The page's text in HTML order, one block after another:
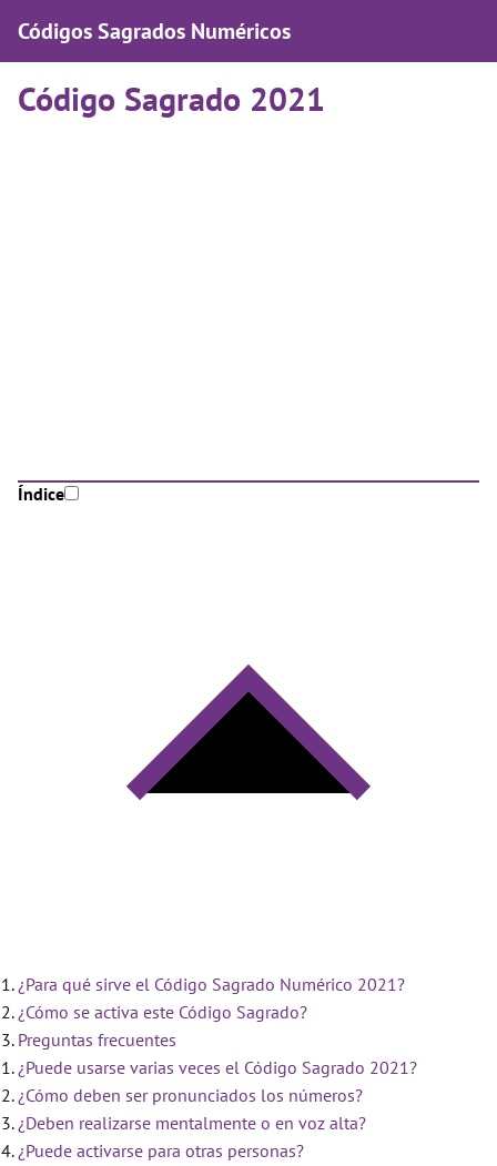
Códigos Sagrados Numéricos
Código Sagrado 2021
Índice
¿Para qué sirve el Código Sagrado Numérico 2021?
¿Cómo se activa este Código Sagrado?
Preguntas frecuentes
¿Puede usarse varias veces el Código Sagrado 2021?
¿Cómo deben ser pronunciados los números?
¿Deben realizarse mentalmente o en voz alta?
¿Puede activarse para otras personas?